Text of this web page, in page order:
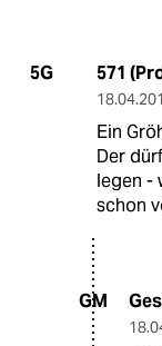
5G 571
Ein
Der
legen -
schon
GM